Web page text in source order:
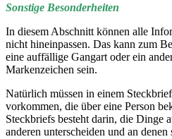
Sonstige Besonderheiten
In diesem Abschnitt können alle
nicht hineinpassen. Das kann zum
eine auffällige Gangart oder ein
Markenzeichen sein.
Natürlich müssen in einem
vorkommen, die über eine Person
Steckbriefs besteht darin, die Dinge
anderen unterscheiden und an